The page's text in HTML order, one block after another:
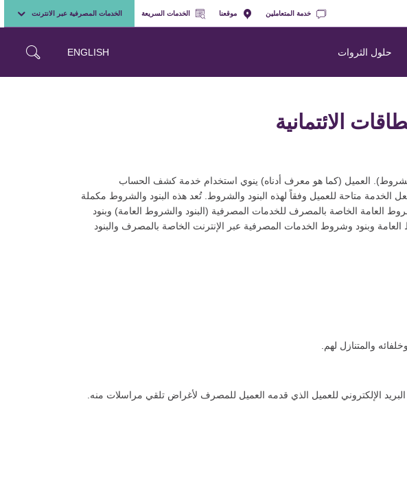
خدمة المتعاملين موقعنا الخدمات السريعة الخدمات المصرفية عبر الانترنت
حلول الثروات ENGLISH
الائتمانية
العميل (كما هو معرف أدناه) ينوي استخدام خدمة كشف الحساب
متاحة للعميل وفقاً لهذه البنود والشروط. تُعد هذه البنود والشروط مكملة
العامة الخاصة بالمصرف للخدمات المصرفية (البنود والشروط العامة) وبنود
وبنود وشروط الخدمات المصرفية عبر الإنترنت الخاصة بالمصرف والبنود
الإلكتروني للعميل الذي قدمه العميل للمصرف لأغراض تلقي مراسلات منه.